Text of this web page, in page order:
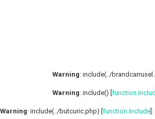
Warning: include(../
Warning: include() [
Warning: include(../butcuric.php) [ function.include